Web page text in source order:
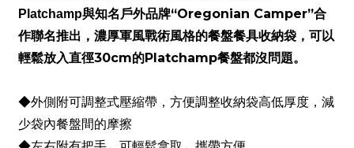
Platchamp與知名戶外品牌“Oregonian Camper”合
作聯名推出，濃厚軍風戰術風格的餐盤餐具收納袋，可以
輕鬆放入直徑30cm的Platchamp餐盤都沒問題。
◆外側附可調整式壓縮帶，方便調整收納袋高低厚度，減
少袋內餐盤間的摩擦